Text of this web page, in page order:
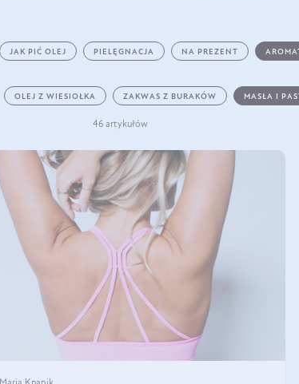
JAK PIĆ OLEJ PIELĘGNACJA NA PREZENT
OLEJ Z WIESIOŁKA ZAKWAS Z BURAKÓW MASŁA I
46 artykułów